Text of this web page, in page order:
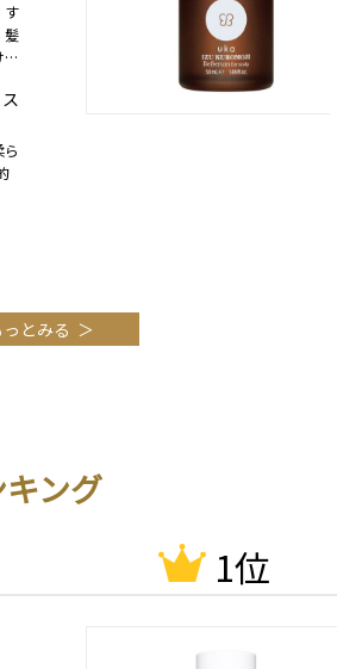
す
髪
とみる
ング
1位